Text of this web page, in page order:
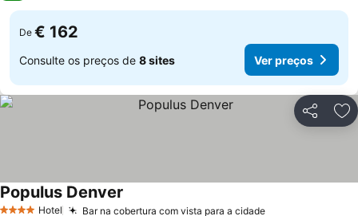
De € 162
Consulte os preços de 8 sites Ver preços
Partilhar
Hotel Bar na cobertura com vista para a cidade
Populus Denver